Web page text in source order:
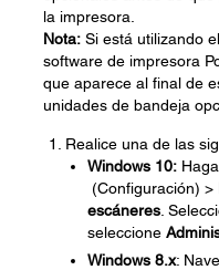
la impresora.
Nota: Si está utilizando
software de impresora
que aparece al final de
unidades de bandeja
Realice una de las
Windows 10:
(Configuración) >
escáneres .
seleccione
Windows 8.x: